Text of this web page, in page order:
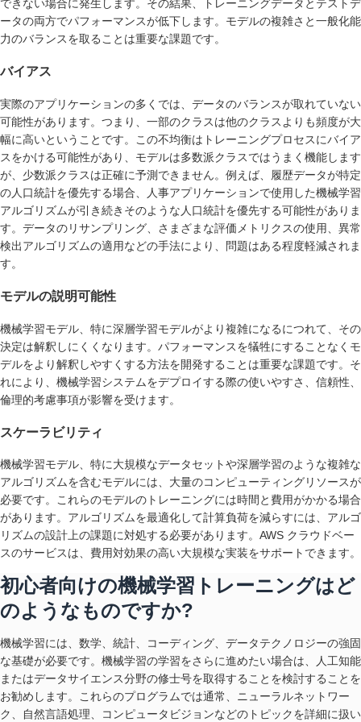
できない場合に発生します。その結果、トレーニングデータとテストデ
ータの両方でパフォーマンスが低下します。モデルの複雑さと一般化能
力のバランスを取ることは重要な課題です。
バイアス
実際のアプリケーションの多くでは、データのバランスが取れていない
可能性があります。つまり、一部のクラスは他のクラスよりも頻度が大
幅に高いということです。この不均衡はトレーニングプロセスにバイア
スをかける可能性があり、モデルは多数派クラスではうまく機能します
が、少数派クラスは正確に予測できません。例えば、履歴データが特定
の人口統計を優先する場合、人事アプリケーションで使用した機械学習
アルゴリズムが引き続きそのような人口統計を優先する可能性がありま
す。データのリサンプリング、さまざまな評価メトリクスの使用、異常
検出アルゴリズムの適用などの手法により、問題はある程度軽減されま
す。
モデルの説明可能性
機械学習モデル、特に深層学習モデルがより複雑になるにつれて、その
決定は解釈しにくくなります。パフォーマンスを犠牲にすることなくモ
デルをより解釈しやすくする方法を開発することは重要な課題です。そ
れにより、機械学習システムをデプロイする際の使いやすさ、信頼性、
倫理的考慮事項が影響を受けます。
スケーラビリティ
機械学習モデル、特に大規模なデータセットや深層学習のような複雑な
アルゴリズムを含むモデルには、大量のコンピューティングリソースが
必要です。これらのモデルのトレーニングには時間と費用がかかる場合
があります。アルゴリズムを最適化して計算負荷を減らすには、アルゴ
リズムの設計上の課題に対処する必要があります。AWS クラウドベー
スのサービスは、費用対効果の高い大規模な実装をサポートできます。
初心者向けの機械学習トレーニングはど
のようなものですか?
機械学習には、数学、統計、コーディング、データテクノロジーの強固
な基礎が必要です。機械学習の学習をさらに進めたい場合は、人工知能
またはデータサイエンス分野の修士号を取得することを検討することを
お勧めします。これらのプログラムでは通常、ニューラルネットワー
ク、自然言語処理、コンピュータビジョンなどのトピックを詳細に扱い